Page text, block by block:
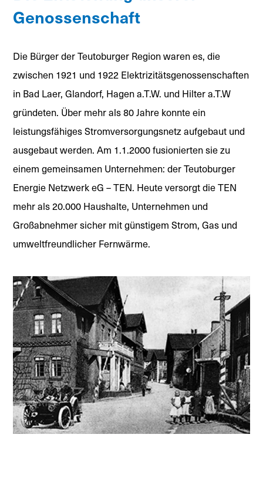
Genossenschaft
Die Bürger der Teutoburger Region waren es, die
zwischen 1921 und 1922 Elektrizitätsgenossenschaften
in Bad Laer, Glandorf, Hagen a.T.W. und Hilter a.T.W
gründeten. Über mehr als 80 Jahre konnte ein
leistungsfähiges Stromversorgungsnetz aufgebaut und
ausgebaut werden. Am 1.1.2000 fusionierten sie zu
einem gemeinsamen Unternehmen: der Teutoburger
Energie Netzwerk eG – TEN. Heute versorgt die TEN
mehr als 20.000 Haushalte, Unternehmen und
Großabnehmer sicher mit günstigem Strom, Gas und
umweltfreundlicher Fernwärme.